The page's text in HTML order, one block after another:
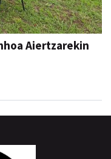
Aiertzarekin